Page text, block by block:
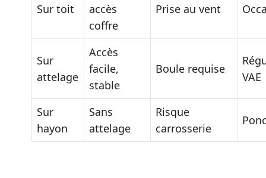
Sur toit
accès
coffre
Prise au vent
Sur
attelage
Accès
facile,
stable
Boule requise
VAE
Sur
hayon
Sans
attelage
Risque
carrosserie